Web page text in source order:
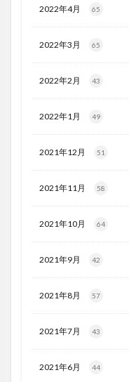
2022年4月 65
2022年3月 65
2022年2月 43
2022年1月 49
2021年12月 51
2021年11月 58
2021年10月 64
2021年9月 42
2021年8月 57
2021年7月 43
2021年6月 44